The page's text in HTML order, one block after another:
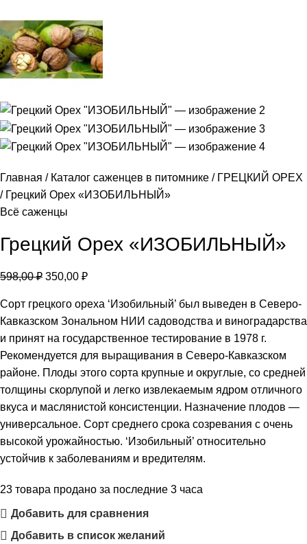
Главная Каталог саженцев в питомнике
ГРЕЦКИЙ ОРЕХ
Грецкий Орех «ИЗОБИЛЬНЫЙ»
Всё саженцы
Грецкий Орех «ИЗОБИЛЬНЫЙ»
598,00₽ 350,00 ₽
Сорт грецкого ореха ‘Изобильный’ был выведен в Северо-
Кавказском Зональном НИИ садоводства и виноградарства
и принят на государственное тестирование в 1978 г.
Рекомендуется для выращивания в Северо-Кавказском
районе. Плоды этого сорта крупные и округлые, со средней
толщины скорлупой и легко извлекаемым ядром отличного
вкуса и маслянистой консистенции. Назначение плодов —
универсальное. Сорт среднего срока созревания с очень
высокой урожайностью. ‘Изобильный’ относительно
устойчив к заболеваниям и вредителям.
23 товара продано за последние 3 часа
Добавить для сравнения
Добавить в список желаний